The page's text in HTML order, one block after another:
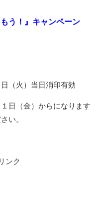
う！』キャンペーン
（火）当日消印有効
日（金）からになります
い。
ンク